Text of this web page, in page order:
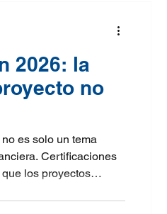
2026: la
no
es solo un tema
Certificaciones
los proyectos